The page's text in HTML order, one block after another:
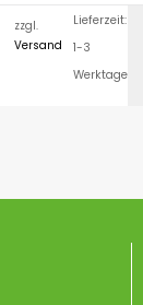
WÄHLEN
zzgl.
Versand
Lieferzeit:
1-3
Werktage